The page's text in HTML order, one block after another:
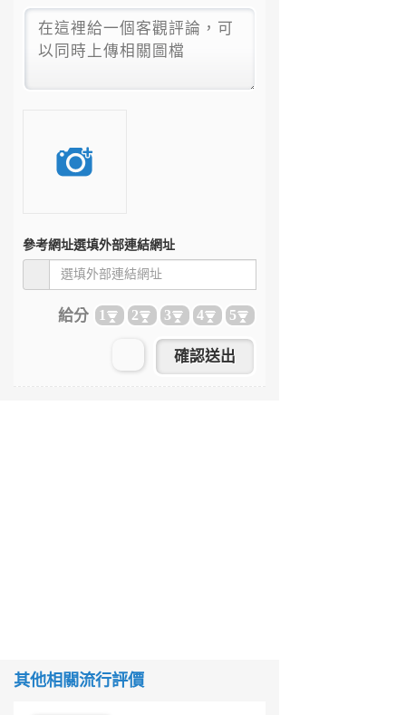
參考網址選填外部連結網址
給分 1 2 3 4 5
其他相關流行評價